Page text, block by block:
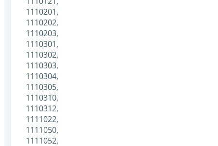
1110201,
1110202,
1110203,
1110301,
1110302,
1110303,
1110304,
1110305,
1110310,
1110312,
1111022,
1111050,
1111052,